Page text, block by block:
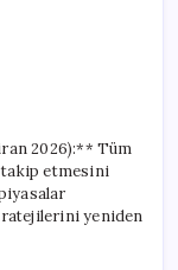
2026):** Tüm
takip etmesini
yeniden